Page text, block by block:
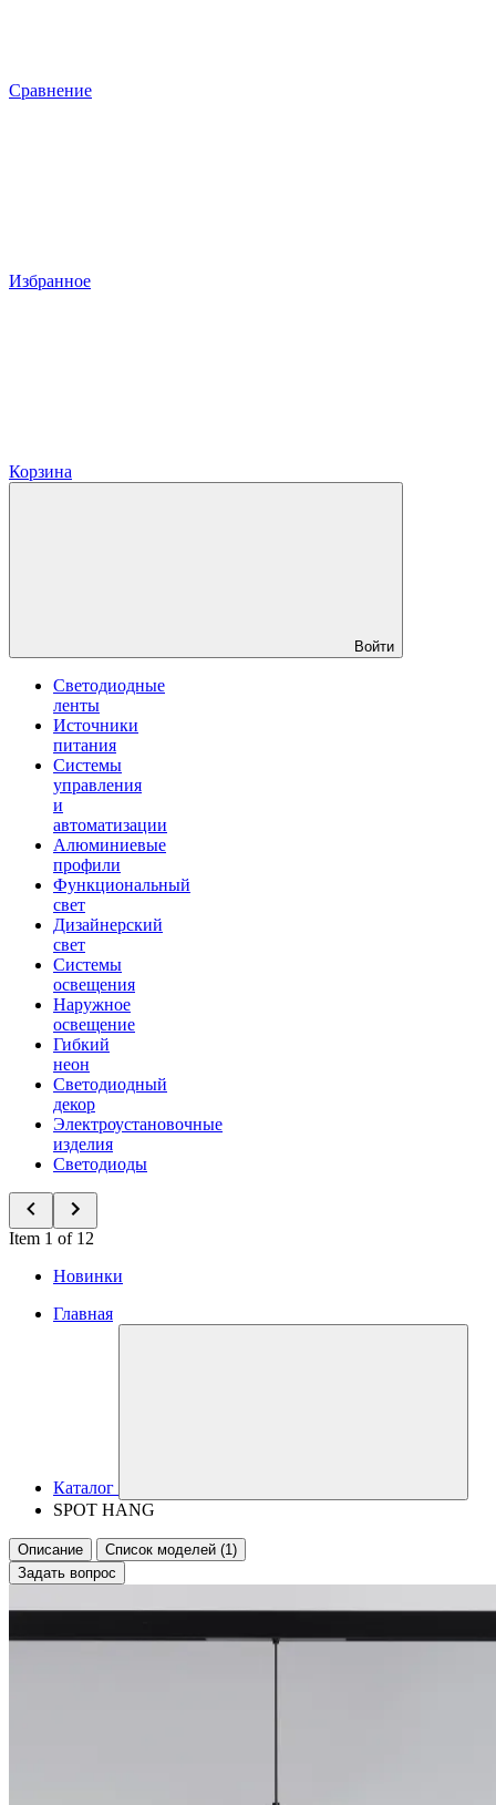
Сравнение
Избранное
Корзина
Войти
Светодиодные
ленты
Источники
питания
Системы
управления
и
автоматизации
Алюминиевые
профили
Функциональный
свет
Дизайнерский
свет
Системы
освещения
Наружное
освещение
Гибкий
неон
Светодиодный
декор
Электроустановочные
изделия
Светодиоды
Item 1 of 12
Новинки
Главная
Каталог
SPOT HANG
Описание
Список моделей (1)
Задать вопрос